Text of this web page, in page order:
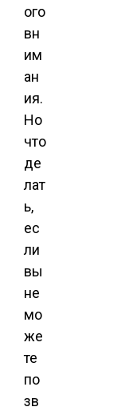
ого
вн
им
ан
ия.
Но
что
де
лат
ь,
ес
ли
вы
не
мо
же
те
по
зв